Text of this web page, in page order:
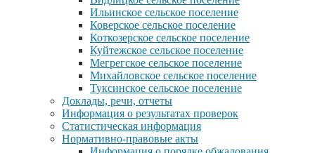
Ильинское сельское поселение
Коверское сельское поселение
Коткозерское сельское поселение
Куйтежское сельское поселение
Мегрегское сельское поселение
Михайловское сельское поселение
Туксинское сельское поселение
Доклады, речи, отчеты
Информация о результатах проверок
Статистическая информация
Нормативно-правовые акты